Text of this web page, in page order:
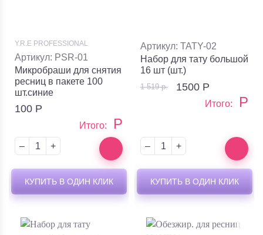
Y.R.E PROFESSIONAL
Артикул: PSR-01
Микробраши для снятия
ресниц в пакете 100
шт.синие
100 Р
Итого: Р
– +
КУПИТЬ В ОДИН КЛИК
Артикул: TATY-02
Набор для тату большой
16 шт (шт.)
1 519 р. 1500 Р
Итого: Р
– +
КУПИТЬ В ОДИН КЛИК